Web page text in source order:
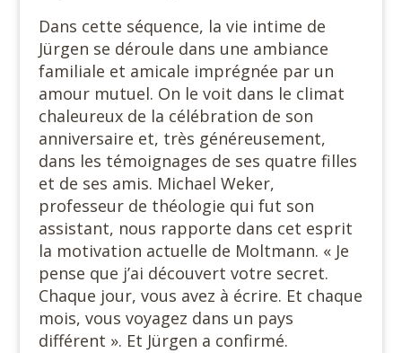
Dans cette séquence, la vie intime de
Jürgen se déroule dans une ambiance
familiale et amicale imprégnée par un
amour mutuel. On le voit dans le climat
chaleureux de la célébration de son
anniversaire et, très généreusement,
dans les témoignages de ses quatre filles
et de ses amis. Michael Weker,
professeur de théologie qui fut son
assistant, nous rapporte dans cet esprit
la motivation actuelle de Moltmann. « Je
pense que j’ai découvert votre secret.
Chaque jour, vous avez à écrire. Et chaque
mois, vous voyagez dans un pays
différent ». Et Jürgen a confirmé.